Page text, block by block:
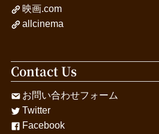
映画.com
allcinema
Contact Us
お問い合わせフォーム
Twitter
Facebook